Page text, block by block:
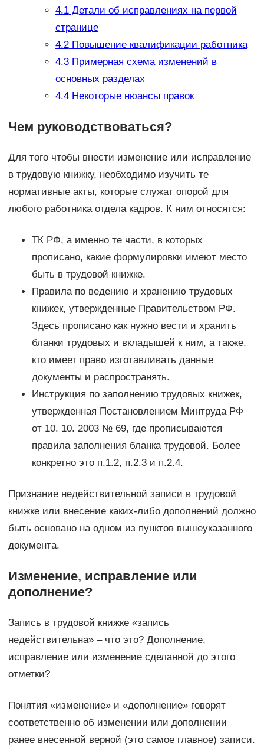
4.1Детали об исправлениях на первой
странице
4.2Повышение квалификации работника
4.3Примерная схема изменений в
основных разделах
4.4Некоторые нюансы правок
Чем руководствоваться?
Для того чтобы внести изменение или исправление
в трудовую книжку, необходимо изучить те
нормативные акты, которые служат опорой для
любого работника отдела кадров. К ним относятся:
ТК РФ, а именно те части, в которых
прописано, какие формулировки имеют место
быть в трудовой книжке.
Правила по ведению и хранению трудовых
книжек, утвержденные Правительством РФ.
Здесь прописано как нужно вести и хранить
бланки трудовых и вкладышей к ним, а также,
кто имеет право изготавливать данные
документы и распространять.
Инструкция по заполнению трудовых книжек,
утвержденная Постановлением Минтруда РФ
от 10. 10. 2003 № 69, где прописываются
правила заполнения бланка трудовой. Более
конкретно это п.1.2, п.2.3 и п.2.4.
Признание недействительной записи в трудовой
книжке или внесение каких-либо дополнений должно
быть основано на одном из пунктов вышеуказанного
документа.
Изменение, исправление или
дополнение?
Запись в трудовой книжке «запись
недействительна» – что это? Дополнение,
исправление или изменение сделанной до этого
отметки?
Понятия «изменение» и «дополнение» говорят
соответственно об изменении или дополнении
ранее внесенной верной (это самое главное) записи.